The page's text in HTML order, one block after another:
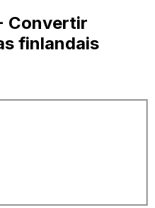
Convertir
finlandais